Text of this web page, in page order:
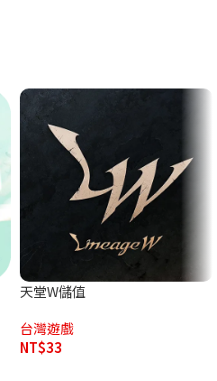
天堂W儲值
台灣遊戲
NT$33